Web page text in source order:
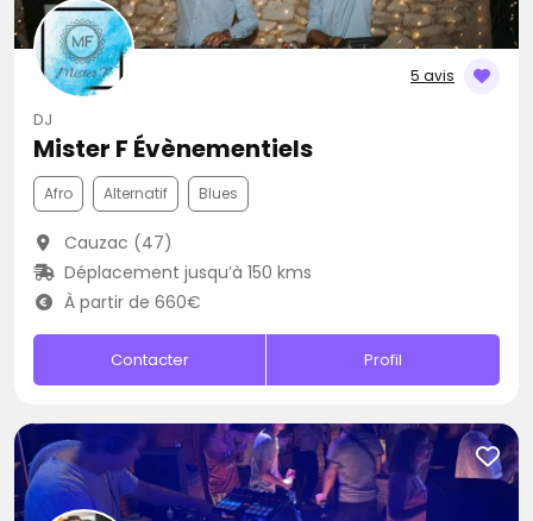
5 avis
DJ
Mister F Évènementiels
Afro Alternatif Blues
Cauzac (47)
Déplacement jusqu’à 150 kms
À partir de 660€
Contacter Profil